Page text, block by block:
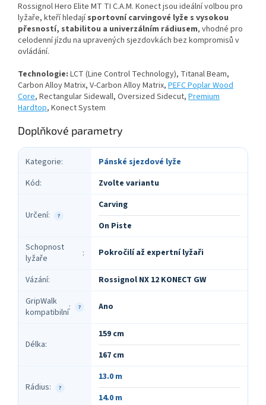
Rossignol Hero Elite MT TI C.A.M. Konect jsou ideální volbou pro
lyžaře, kteří hledajísportovní carvingové lyže s vysokou
přesností, stabilitou a univerzálním rádiusem, vhodné pro
celodenní jízdu na upravených sjezdovkách bez kompromisů v
ovládání.
Technologie: LCT (Line Control Technology), Titanal Beam,
Carbon Alloy Matrix, V-Carbon Alloy Matrix, PEFC Poplar Wood
Core, Rectangular Sidewall, Oversized Sidecut, Premium
Hardtop, Konect System
Doplňkové parametry
Kategorie:
Pánské sjezdové lyže
Kód: Zvolte variantu
?
Určení:
Carving
On Piste
Schopnost
lyžaře
: Pokročilí až expertní lyžaři
Vázání: Rossignol NX 12 KONECT GW
?
GripWalk
kompatibilní: Ano
Délka:
159 cm
167 cm
?
Rádius:
13.0 m
14.0 m